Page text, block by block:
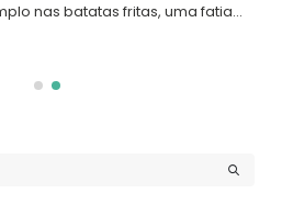
nas batatas fritas, uma fatia...